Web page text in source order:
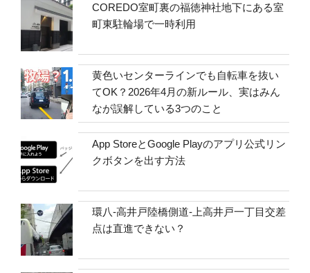
COREDO室町裏の福徳神社地下にある室
町東駐輪場で一時利用
黄色いセンターラインでも自転車を抜い
てOK？2026年4月の新ルール、実はみん
なが誤解している3つのこと
App StoreとGoogle Playのアプリ公式リン
クボタンを出す方法
環八-高井戸陸橋側道-上高井戸一丁目交差
点は直進できない？